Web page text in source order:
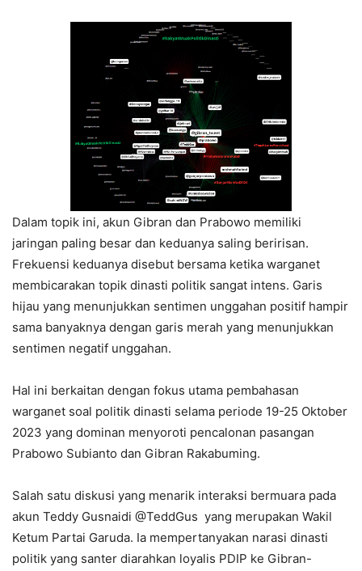
Dalam topik ini, akun Gibran dan Prabowo memiliki
jaringan paling besar dan keduanya saling beririsan.
Frekuensi keduanya disebut bersama ketika warganet
membicarakan topik dinasti politik sangat intens. Garis
hijau yang menunjukkan sentimen unggahan positif hampir
sama banyaknya dengan garis merah yang menunjukkan
sentimen negatif unggahan.
Hal ini berkaitan dengan fokus utama pembahasan
warganet soal politik dinasti selama periode 19-25 Oktober
2023 yang dominan menyoroti pencalonan pasangan
Prabowo Subianto dan Gibran Rakabuming.
Salah satu diskusi yang menarik interaksi bermuara pada
akun Teddy Gusnaidi @TeddGus yang merupakan Wakil
Ketum Partai Garuda. Ia mempertanyakan narasi dinasti
politik yang santer diarahkan loyalis PDIP ke Gibran-